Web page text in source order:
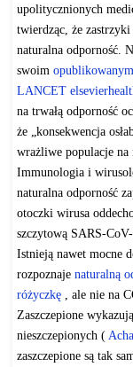
upolitycznionych
twierdząc, że
naturalna odporność.
swoim opublikowanym
LANCET
na trwałą odporność
że „konsekwencja
wrażliwe populacje na
Immunologia i
naturalna odporność
otoczki wirusa
szczytową SARS-CoV-
Istnieją nawet mocne
rozpoznaje naturalną
różyczkę, ale nie na
Zaszczepione
nieszczepionych (
zaszczepione są tak